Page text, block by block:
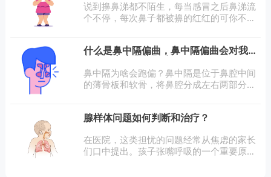
说到擤鼻涕都不陌生，每当感冒之后鼻涕流
个不停，每次鼻子都被擤的红红的可你不知
穿孔？鼓膜是位于耳道最深处的
什么是鼻中隔偏曲，鼻中隔偏曲会对我们
鼻中隔为啥会跑偏？鼻中隔是位于鼻腔中间
的薄骨板和软骨，将鼻腔分成左右两部分。
是“C”形、“S”形偏曲，也可见尖锥样的
腺样体问题如何判断和治疗？
在医院，这类担忧的问题经常从焦虑的家长
们口中提出。孩子张嘴呼吸的一个重要原因